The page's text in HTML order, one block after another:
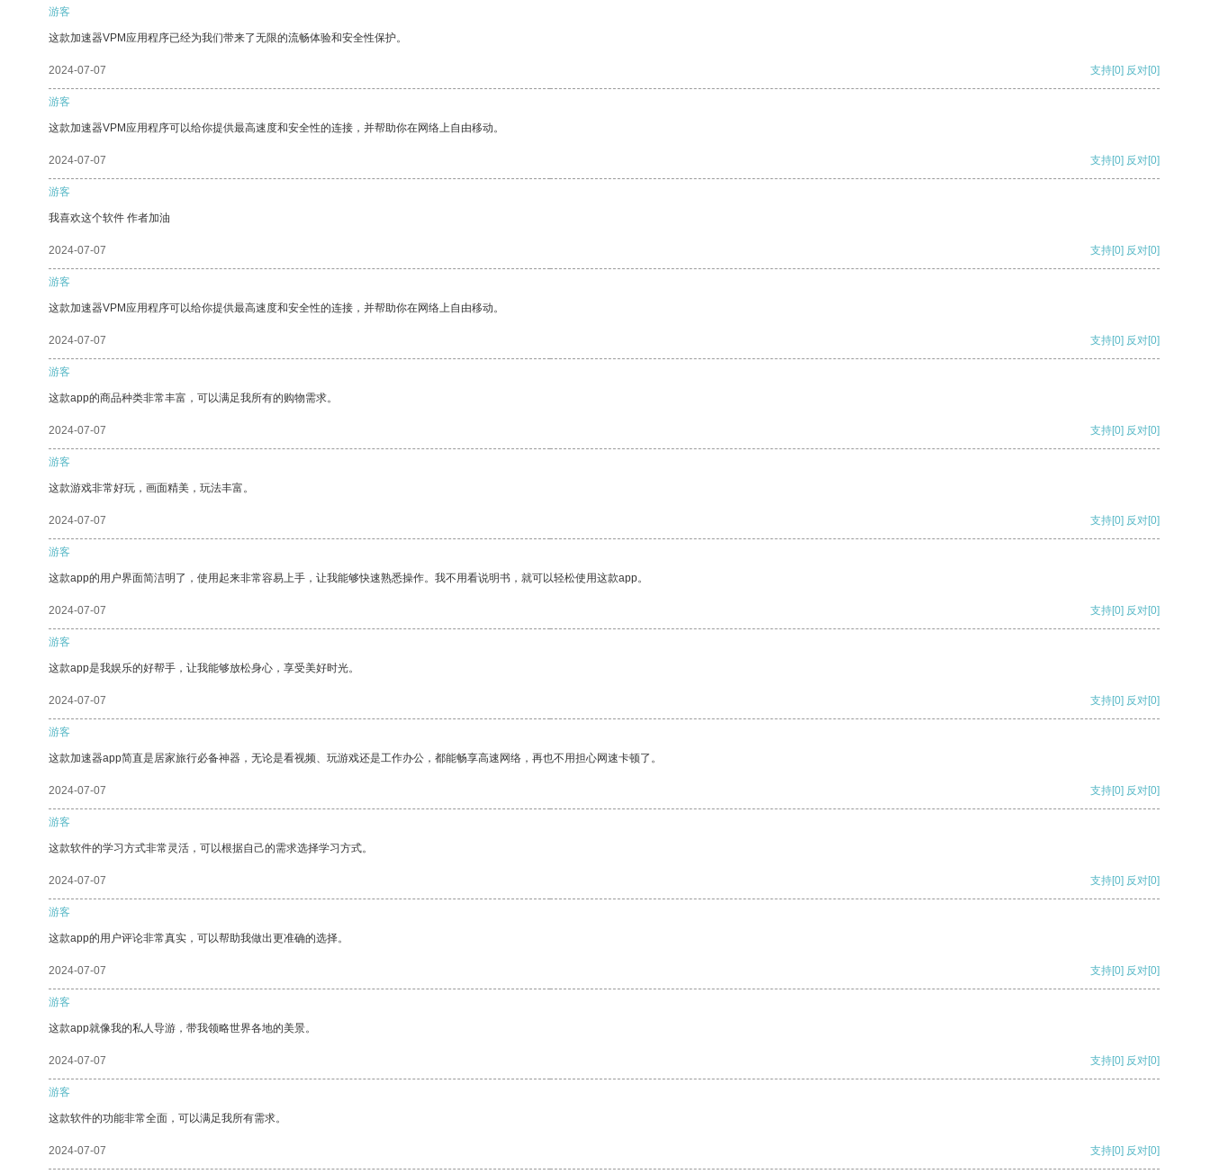
游客
这款加速器VPM应用程序已经为我们带来了无限的流畅体验和安全性保护。
2024-07-07 支持[0] 反对[0]
游客
这款加速器VPM应用程序可以给你提供最高速度和安全性的连接，并帮助你在网络上自由移动。
2024-07-07 支持[0] 反对[0]
游客
我喜欢这个软件 作者加油
2024-07-07 支持[0] 反对[0]
游客
这款加速器VPM应用程序可以给你提供最高速度和安全性的连接，并帮助你在网络上自由移动。
2024-07-07 支持[0] 反对[0]
游客
这款app的商品种类非常丰富，可以满足我所有的购物需求。
2024-07-07 支持[0] 反对[0]
游客
这款游戏非常好玩，画面精美，玩法丰富。
2024-07-07 支持[0] 反对[0]
游客
这款app的用户界面简洁明了，使用起来非常容易上手，让我能够快速熟悉操作。我不用看说明书，就可以轻松使用这款app。
2024-07-07 支持[0] 反对[0]
游客
这款app是我娱乐的好帮手，让我能够放松身心，享受美好时光。
2024-07-07 支持[0] 反对[0]
游客
这款加速器app简直是居家旅行必备神器，无论是看视频、玩游戏还是工作办公，都能畅享高速网络，再也不用担心网速卡顿了。
2024-07-07 支持[0] 反对[0]
游客
这款软件的学习方式非常灵活，可以根据自己的需求选择学习方式。
2024-07-07 支持[0] 反对[0]
游客
这款app的用户评论非常真实，可以帮助我做出更准确的选择。
2024-07-07 支持[0] 反对[0]
游客
这款app就像我的私人导游，带我领略世界各地的美景。
2024-07-07 支持[0] 反对[0]
游客
这款软件的功能非常全面，可以满足我所有需求。
2024-07-07 支持[0] 反对[0]